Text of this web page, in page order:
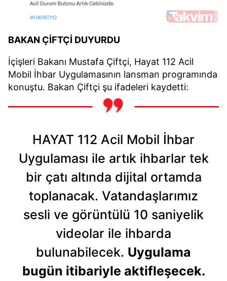
BAKAN ÇİFTÇİ DUYURDU
İçişleri Bakanı Mustafa Çiftçi, Hayat 112 Acil
Mobil İhbar Uygulamasının lansman programında
konuştu. Bakan Çiftçi şu ifadeleri kaydetti:
HAYAT 112 Acil Mobil İhbar
Uygulaması ile artık ihbarlar tek
bir çatı altında dijital ortamda
toplanacak. Vatandaşlarımız
sesli ve görüntülü 10 saniyelik
videolar ile ihbarda
bulunabilecek. Uygulama
bugün itibariyle aktifleşecek.